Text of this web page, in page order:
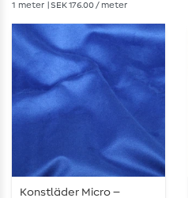
1 meter | SEK 176.00 / meter
Konstläder Micro –